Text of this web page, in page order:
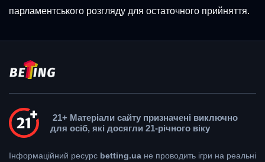
парламентського розгляду для остаточного прийняття.
21+ Матеріали сайту призначені виключно
для осіб, які досягли 21-річного віку
Інформаційний ресурс betting.ua не проводить ігри на реальні